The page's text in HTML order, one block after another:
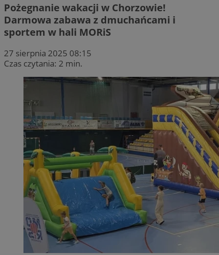
Pożegnanie wakacji w Chorzowie!
Darmowa zabawa z dmuchańcami i
sportem w hali MORiS
27 sierpnia 2025 08:15
Czas czytania: 2 min.